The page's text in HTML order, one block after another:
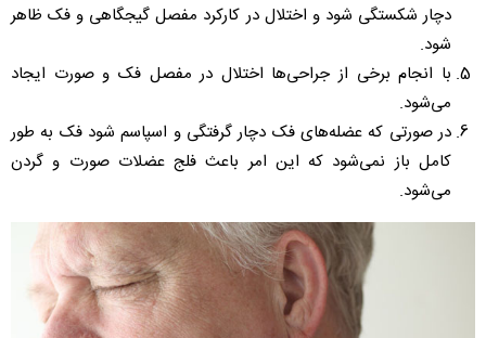
دچار شکستگی شود و اختلال در کارکرد مفصل گیجگاهی و فک ظاهر
شود.
با انجام برخی از جراحی‌ها اختلال در مفصل فک و صورت ایجاد
می‌شود.‌
در صورتی که عضله‌های فک دچار گرفتگی و اسپاسم شود فک به طور
کامل باز نمی‌شود که این امر باعث فلج عضلات صورت و گردن
می‌شود.